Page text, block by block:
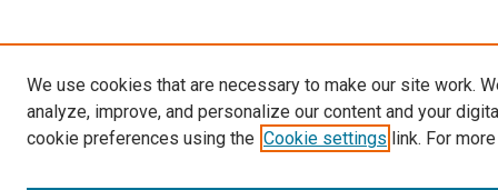
We use cookies that are necessary to make our site work.
analyze, improve, and personalize our content and your
cookie preferences using the Cookie settings link. For